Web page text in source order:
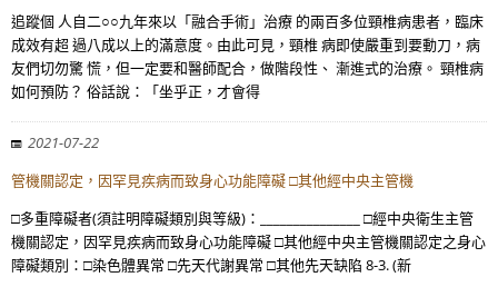
追蹤個 人自二○○九年來以「融合手術」治療 的兩百多位頸椎病患者，臨床
成效有超 過八成以上的滿意度。由此可見，頸椎 病即使嚴重到要動刀，病
友們切勿驚 慌，但一定要和醫師配合，做階段性、 漸進式的治療。 頸椎病
如何預防？ 俗話說：「坐乎正，才會得
2021-07-22
管機關認定，因罕見疾病而致身心功能障礙 □其他經中央主管機
□多重障礙者(須註明障礙類別與等級)：_______________ □經中央衛生主管
機關認定，因罕見疾病而致身心功能障礙 □其他經中央主管機關認定之身心
障礙類別：□染色體異常 □先天代謝異常 □其他先天缺陷 8-3. (新